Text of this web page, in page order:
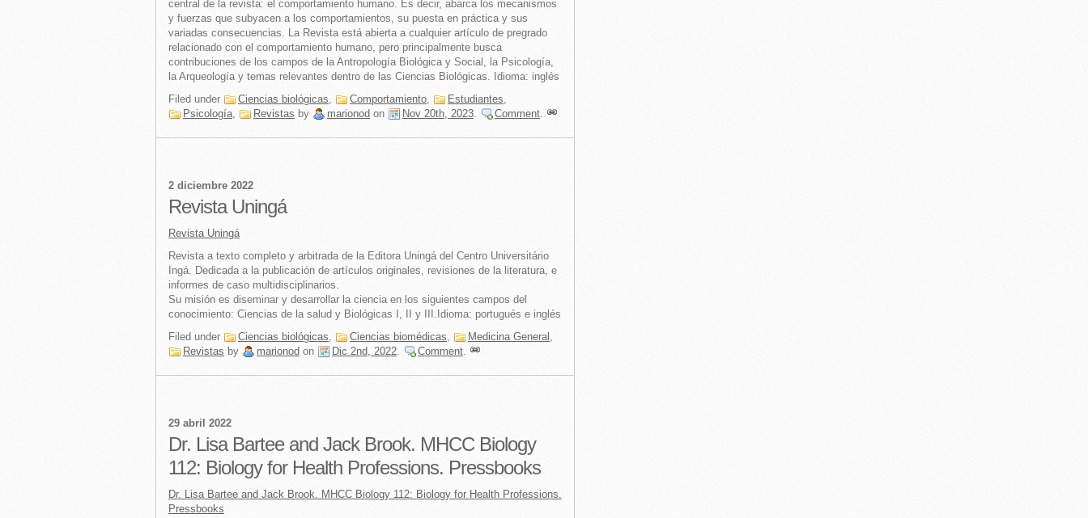
central de la revista: el comportamiento humano. Es decir, abarca los mecanismos
y fuerzas que subyacen a los comportamientos, su puesta en práctica y sus
variadas consecuencias. La Revista está abierta a cualquier artículo de pregrado
relacionado con el comportamiento humano, pero principalmente busca
contribuciones de los campos de la Antropología Biológica y Social, la Psicología,
la Arqueología y temas relevantes dentro de las Ciencias Biológicas. Idioma: inglés
Filed under
Ciencias biológicas, Comportamiento, Estudiantes,
Psicología, Revistas by marionod on Nov 20th, 2023. Comment.
2 diciembre 2022
Revista Uningá
Revista Uningá
Revista a texto completo y arbitrada de la Editora Uningá del Centro Universitário
Ingá. Dedicada a la publicación de artículos originales, revisiones de la literatura, e
informes de caso multidisciplinarios.
Su misión es diseminar y desarrollar la ciencia en los siguientes campos del
conocimiento: Ciencias de la salud y Biológicas I, II y III.Idioma: portugués e inglés
Filed under
Ciencias biológicas, Ciencias biomédicas, Medicina General ,
Revistas by marionod on Dic 2nd, 2022. Comment.
29 abril 2022
Dr. Lisa Bartee and Jack Brook. MHCC Biology
112: Biology for Health Professions. Pressbooks
Dr. Lisa Bartee and Jack Brook. MHCC Biology 112: Biology for Health Professions.
Pressbooks